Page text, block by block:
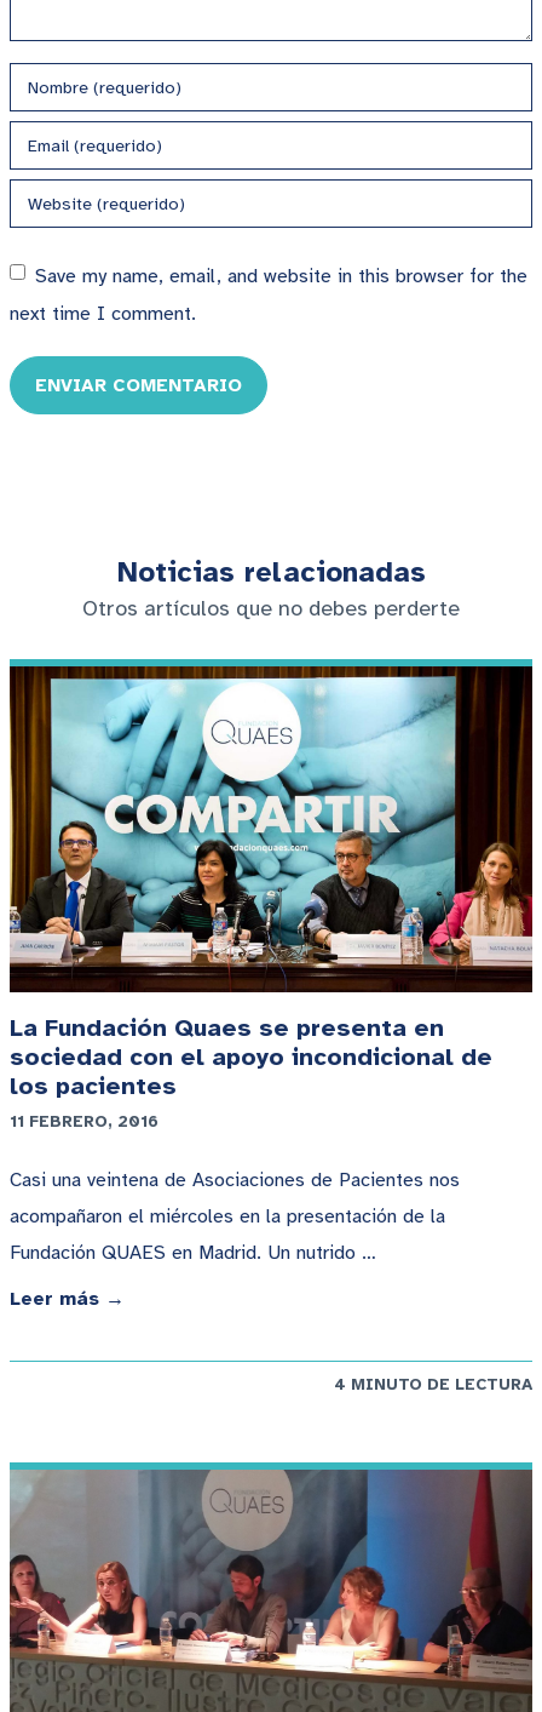
Save my name, email, and website in this browser for the
next time I comment.
ENVIAR COMENTARIO
Noticias relacionadas
Otros artículos que no debes perderte
La Fundación Quaes se presenta en
sociedad con el apoyo incondicional de
los pacientes
11 FEBRERO, 2016
Casi una veintena de Asociaciones de Pacientes nos
acompañaron el miércoles en la presentación de la
Fundación QUAES en Madrid. Un nutrido …
Leer más →
4 MINUTO DE LECTURA